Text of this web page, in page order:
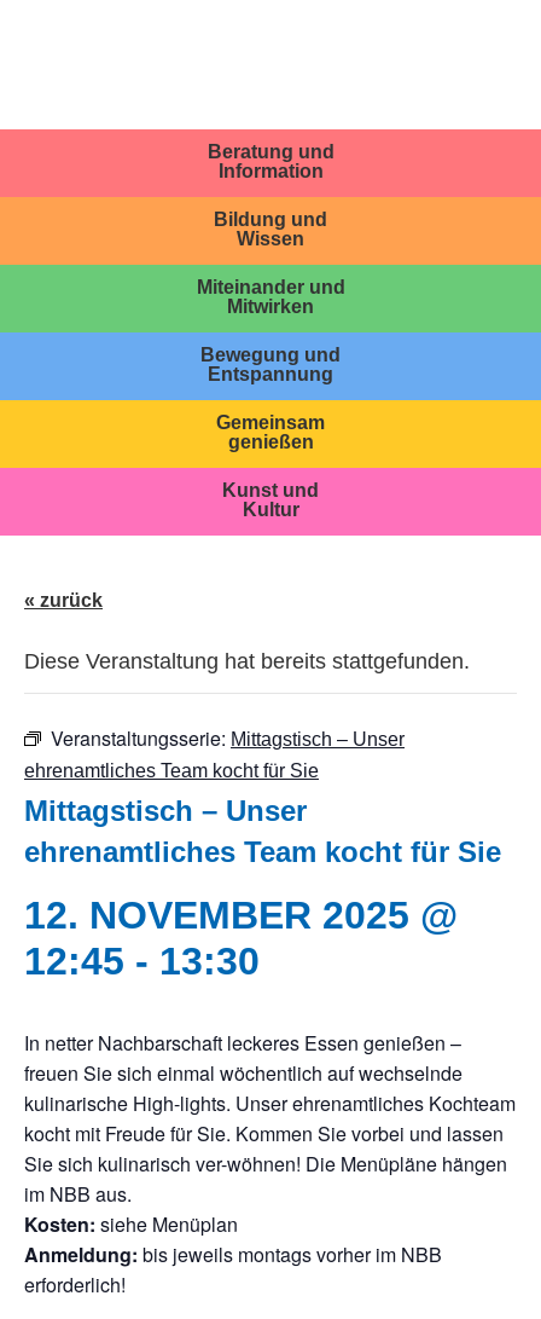
Beratung und
Information
Bildung und
Wissen
Miteinander und
Mitwirken
Bewegung und
Entspannung
Gemeinsam
genießen
Kunst und
Kultur
« zurück
Diese Veranstaltung hat bereits stattgefunden.
Veranstaltungsserie: Mittagstisch – Unser
ehrenamtliches Team kocht für Sie
Mittagstisch – Unser
ehrenamtliches Team kocht für Sie
12. NOVEMBER 2025 @
12:45 - 13:30
In netter Nachbarschaft leckeres Essen genießen –
freuen Sie sich einmal wöchentlich auf wechselnde
kulinarische High-lights. Unser ehrenamtliches Kochteam
kocht mit Freude für Sie. Kommen Sie vorbei und lassen
Sie sich kulinarisch ver-wöhnen! Die Menüpläne hängen
im NBB aus.
Kosten: siehe Menüplan
Anmeldung: bis jeweils montags vorher im NBB
erforderlich!